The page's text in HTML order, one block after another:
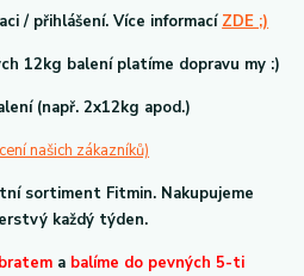
/ přihlášení. Více informací ZDE ;)
12kg balení platíme dopravu my :)
(např. 2x12kg apod.)
našich zákazníků)
sortiment Fitmin. Nakupujeme
každý týden.
a balíme do pevných 5-ti